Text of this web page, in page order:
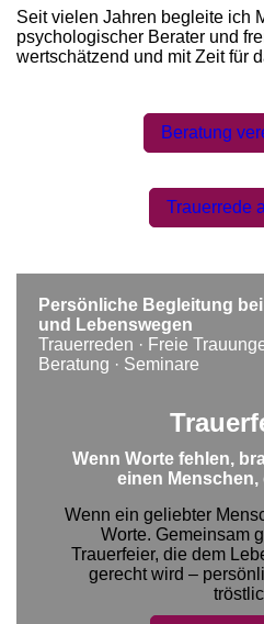
Seit vielen Jahren begleite ich
psychologischer Berater und
wertschätzend und mit Zeit für
Beratung
Trauerrede
Persönliche Begleitung
und Lebenswegen
Trauerreden · Freie
Beratung · Seminare
Wenn Worte fehlen,
einen Menschen,
Wenn ein geliebter
Worte. Gemeinsam
Trauerfeier, die dem
gerecht wird –